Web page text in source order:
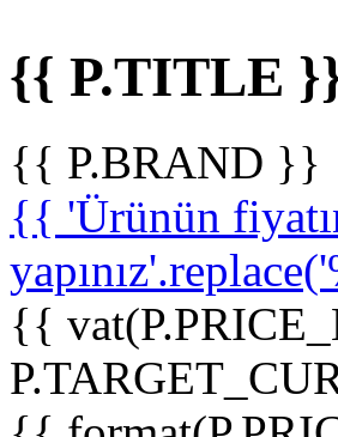
{{ P.TITLE
{{ P.BRAND }}
{{ 'Ürünün
{{